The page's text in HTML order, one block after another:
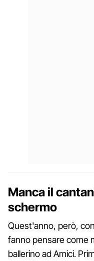
Manca il
schermo
Quest'anno, però,
fanno pensare come
ballerino ad Amici.